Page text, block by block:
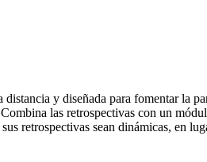
y diseñada para fomentar
las retrospectivas con un
retrospectivas sean dinámicas, en